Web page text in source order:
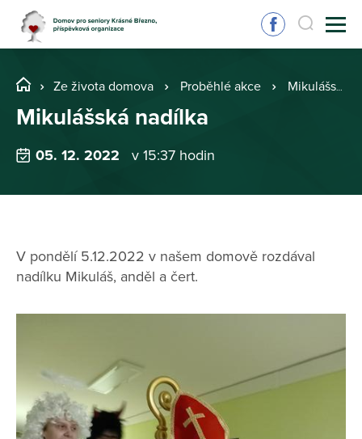
Ze života domova Proběhlé akce Mikulášská nadílka
Mikulášská nadílka
05. 12. 2022 v 15:37 hodin
V pondělí 5.12.2022 v našem domově rozdával
nadílku Mikuláš, anděl a čert.